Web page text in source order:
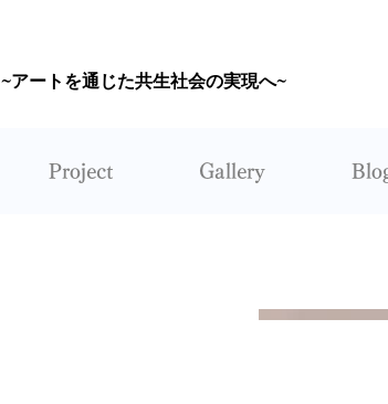
~アートを通じた共生社会の実現へ~
Project Gallery
CORUNUM